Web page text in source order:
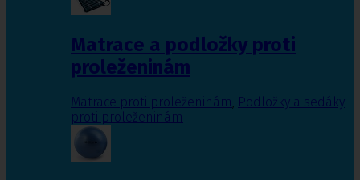
Matrace a podložky proti
proleženinám
Matrace proti proleženinám, Podložky a sedáky
proti proleženinám